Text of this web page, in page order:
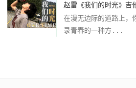
赵雷《我们的时光》吉
在漫无边际的道路上，
录青春的一种方...